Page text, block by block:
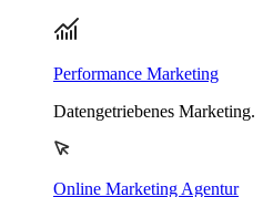
Performance Marketing
Datengetriebenes Marketing.
Online Marketing Agentur